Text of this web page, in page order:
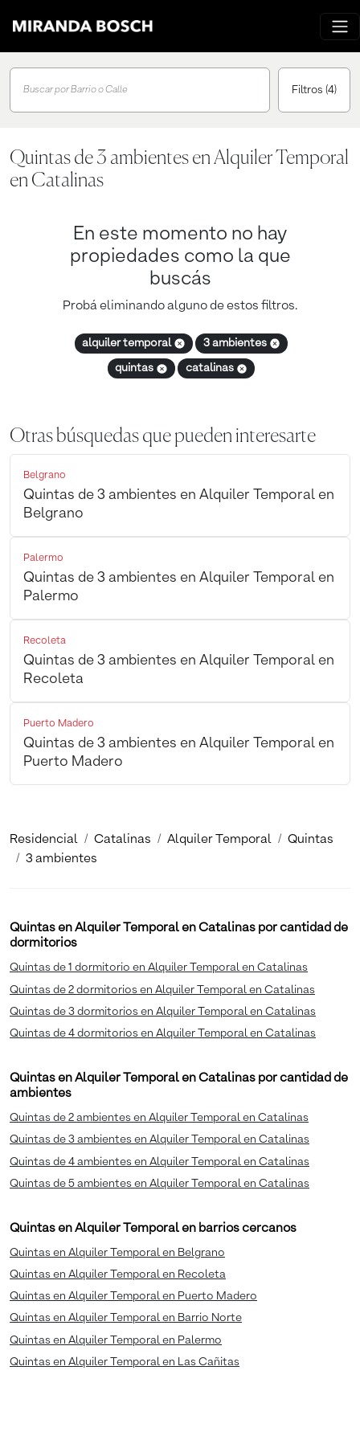
Buscar por Barrio o Calle Filtros (4)
Quintas de 3 ambientes en Alquiler Temporal
en Catalinas
En este momento no hay
propiedades como la que
buscás
Probá eliminando alguno de estos filtros.
alquiler temporal 3 ambientes
quintas catalinas
Otras búsquedas que pueden interesarte
Belgrano
Quintas de 3 ambientes en Alquiler Temporal en
Belgrano
Palermo
Quintas de 3 ambientes en Alquiler Temporal en
Palermo
Recoleta
Quintas de 3 ambientes en Alquiler Temporal en
Recoleta
Puerto Madero
Quintas de 3 ambientes en Alquiler Temporal en
Puerto Madero
Residencial Catalinas Alquiler Temporal
Quintas
3 ambientes
Quintas en Alquiler Temporal en Catalinas por cantidad de
dormitorios
Quintas de 1 dormitorio en Alquiler Temporal en Catalinas
Quintas de 2 dormitorios en Alquiler Temporal en Catalinas
Quintas de 3 dormitorios en Alquiler Temporal en Catalinas
Quintas de 4 dormitorios en Alquiler Temporal en Catalinas
Quintas en Alquiler Temporal en Catalinas por cantidad de
ambientes
Quintas de 2 ambientes en Alquiler Temporal en Catalinas
Quintas de 3 ambientes en Alquiler Temporal en Catalinas
Quintas de 4 ambientes en Alquiler Temporal en Catalinas
Quintas de 5 ambientes en Alquiler Temporal en Catalinas
Quintas en Alquiler Temporal en barrios cercanos
Quintas en Alquiler Temporal en Belgrano
Quintas en Alquiler Temporal en Recoleta
Quintas en Alquiler Temporal en Puerto Madero
Quintas en Alquiler Temporal en Barrio Norte
Quintas en Alquiler Temporal en Palermo
Quintas en Alquiler Temporal en Las Cañitas